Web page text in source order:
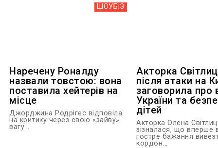
ШОУБIЗ
Наречену Роналду
назвали товстою: вона
поставила хейтерів на
місце
Джорджина Родрігес відповіла
на критику через свою «зайву»
вагу...
Акторка
після атаки на
заговорила про
України та
дітей
Акторка Олена
зізналася, що вперше
гостре бажання
кордон...